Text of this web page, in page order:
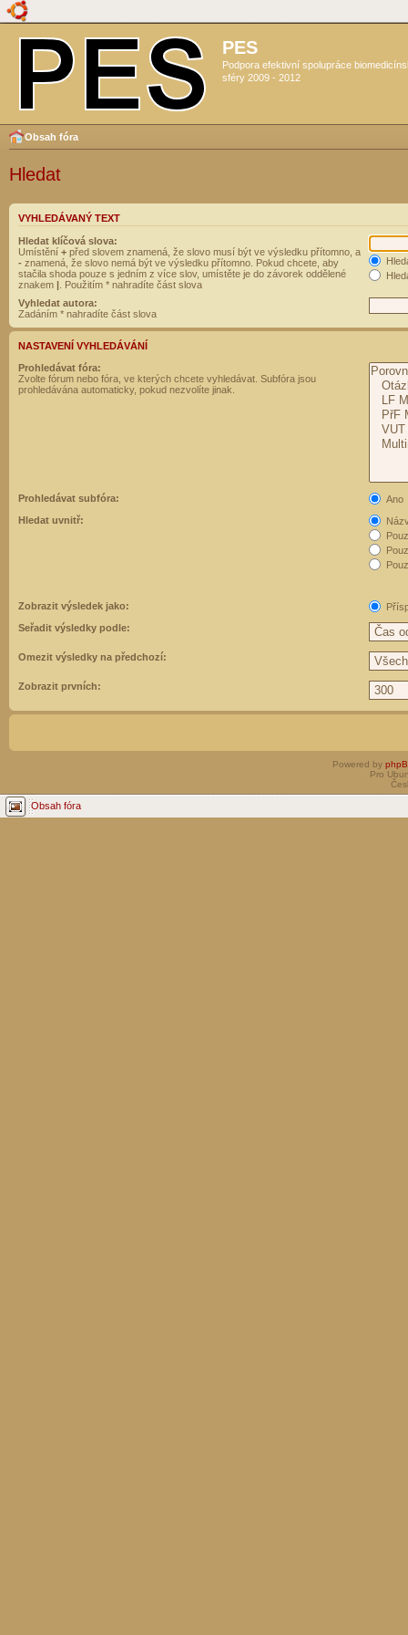
PES
Podpora efektivní spolupráce
sféry 2009 - 2012
Obsah fóra
Hledat
VYHLEDÁVANÝ TEXT
Hledat klíčová slova:
Umístění + před slovem znamená, že slovo musí být ve výsledku přítomno, a
- znamená, že slovo nemá být ve výsledku přítomno. Pokud chcete, aby
stačila shoda pouze s jedním z více slov, umístěte je do závorek oddělené
znakem | . Použitím * nahradíte část slova
Vyhledat autora:
Zadáním * nahradíte část slova
NASTAVENÍ VYHLEDÁVÁNÍ
Prohledávat fóra:
Zvolte fórum nebo fóra, ve kterých chcete vyhledávat. Subfóra jsou
prohledávána automaticky, pokud nezvolíte jinak.
Prohledávat subfóra:
Ano
Hledat uvnitř:
Zobrazit výsledek jako:
Seřadit výsledky podle:
Omezit výsledky na předchozí:
Zobrazit prvních:
Powered by
Pro
Obsah fóra